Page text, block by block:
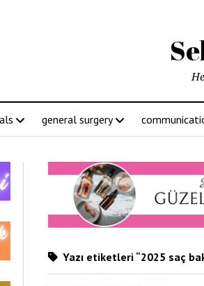
general surgery
Yazı etiketleri “2025 saç